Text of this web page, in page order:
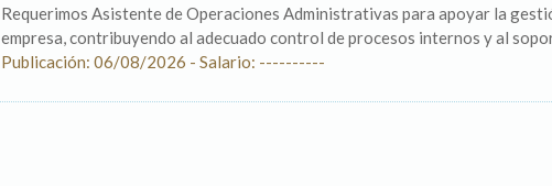
Requerimos Asistente de Operaciones Administrativas para apoyar la
empresa, contribuyendo al adecuado control de procesos internos y al
Publicación: 06/08/2026 - Salario: ----------